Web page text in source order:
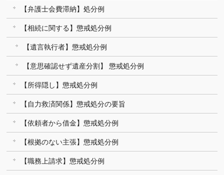
【弁護士会費滞納】処分例
【相続に関する】懲戒処分例
【遺言執行者】懲戒処分例
【意思確認せず遺産分割】 懲戒処分例
【所得隠し】懲戒処分例
【自力救済関係】懲戒処分の要旨
【依頼者から借金】懲戒処分例
【根拠のない主張】懲戒処分例
【職務上請求】懲戒処分例